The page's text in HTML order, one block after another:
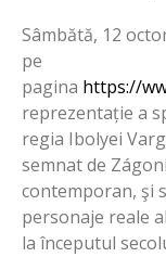
Sâmbătă, 12
pe
pagina https://
reprezentație a
regia Ibolyei
semnat de
contemporan, şi
personaje reale
la începutul